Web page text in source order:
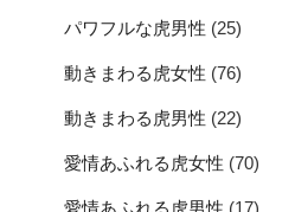
パワフルな虎男性 (25)
動きまわる虎女性 (76)
動きまわる虎男性 (22)
愛情あふれる虎女性 (70)